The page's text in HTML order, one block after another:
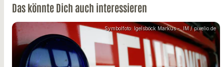
Das könnte Dich auch interessieren
Symbolfoto: Igelsböck Markus - .IM / pixelio.de